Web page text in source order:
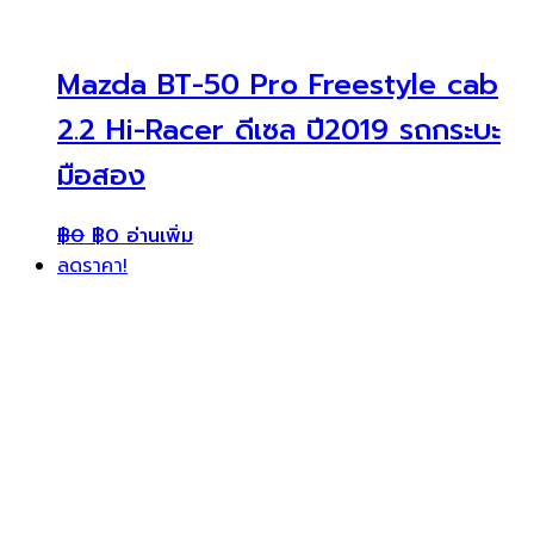
Mazda BT-50 Pro Freestyle cab
2.2 Hi-Racer ดีเซล ปี2019 รถกระบะ
มือสอง
฿0 ฿0 อ่านเพิ่ม
ลดราคา!